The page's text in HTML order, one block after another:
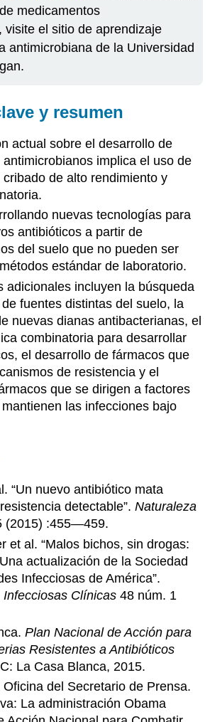
medicamentos
visite el sitio de aprendizaje
antimicrobiana de la Universidad
y resumen
actual sobre el desarrollo de
implica el uso de
de alto rendimiento y
nuevas tecnologías para
antibióticos a partir de
del suelo que no pueden ser
estándar de laboratorio.
adicionales incluyen la búsqueda
fuentes distintas del suelo, la
nuevas dianas antibacterianas, el
combinatoria para desarrollar
el desarrollo de fármacos que
de resistencia y el
que se dirigen a factores
las infecciones bajo
“Un nuevo antibiótico mata
detectable”.Naturaleza
(2015) :455—459.
et al. “Malos bichos, sin drogas:
actualización de la Sociedad
Infecciosas de América”.
Clínicas 48 núm. 1
Plan Nacional de Acción para
Resistentes a Antibióticos
La Casa Blanca, 2015.
del Secretario de Prensa.
La administración Obama